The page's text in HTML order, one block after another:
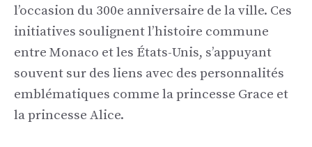
l’occasion du 300e anniversaire de la ville. Ces
initiatives soulignent l’histoire commune
entre Monaco et les États-Unis, s’appuyant
souvent sur des liens avec des personnalités
emblématiques comme la princesse Grace et
la princesse Alice.